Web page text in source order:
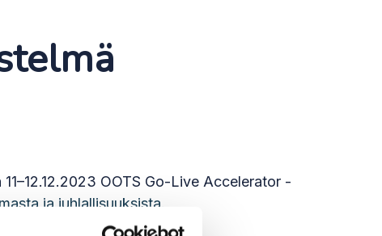
OOTS Go-Live Accelerator -
ja juhlallisuuksista.